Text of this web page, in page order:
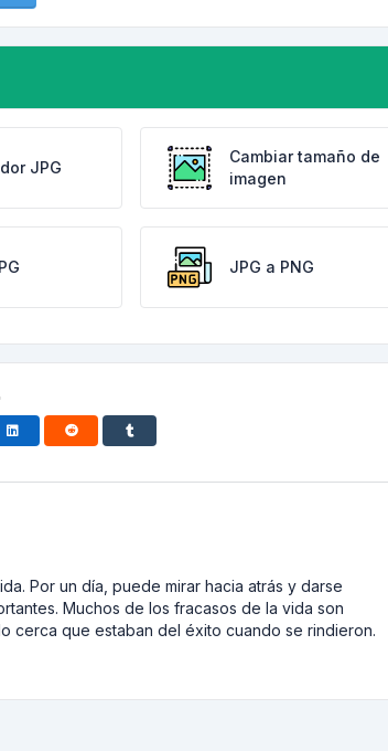
JPG
Cambiar tamaño de
imagen
JPG a PNG
Por un día, puede mirar hacia atrás y darse
Muchos de los fracasos de la vida son
cerca que estaban del éxito cuando se rindieron.